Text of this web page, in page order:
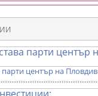
парти център на Пловдив